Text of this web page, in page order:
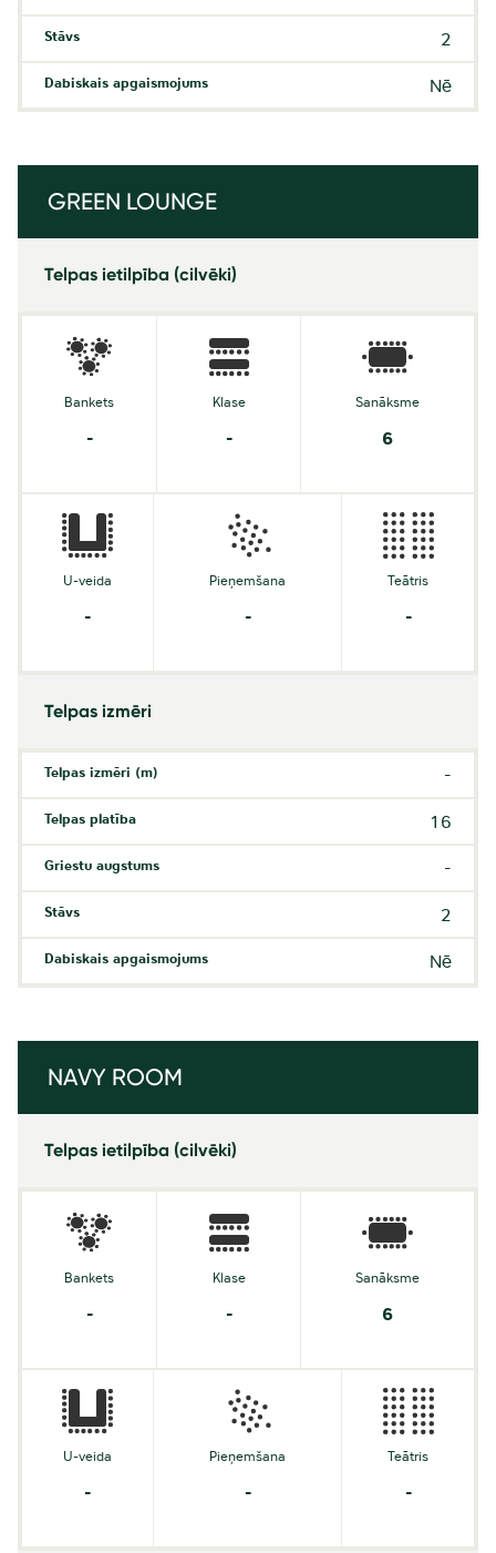
Stāvs 2
Dabiskais apgaismojums Nē
GREEN LOUNGE
Telpas ietilpība (cilvēki)
Bankets
-
Klase
-
Sanāksme
6
U-veida
-
Pieņemšana
-
Teātris
-
Telpas izmēri
Telpas izmēri (m) -
Telpas platība 16
Griestu augstums -
Stāvs 2
Dabiskais apgaismojums Nē
NAVY ROOM
Telpas ietilpība (cilvēki)
Bankets
-
Klase
-
Sanāksme
6
U-veida
-
Pieņemšana
-
Teātris
-